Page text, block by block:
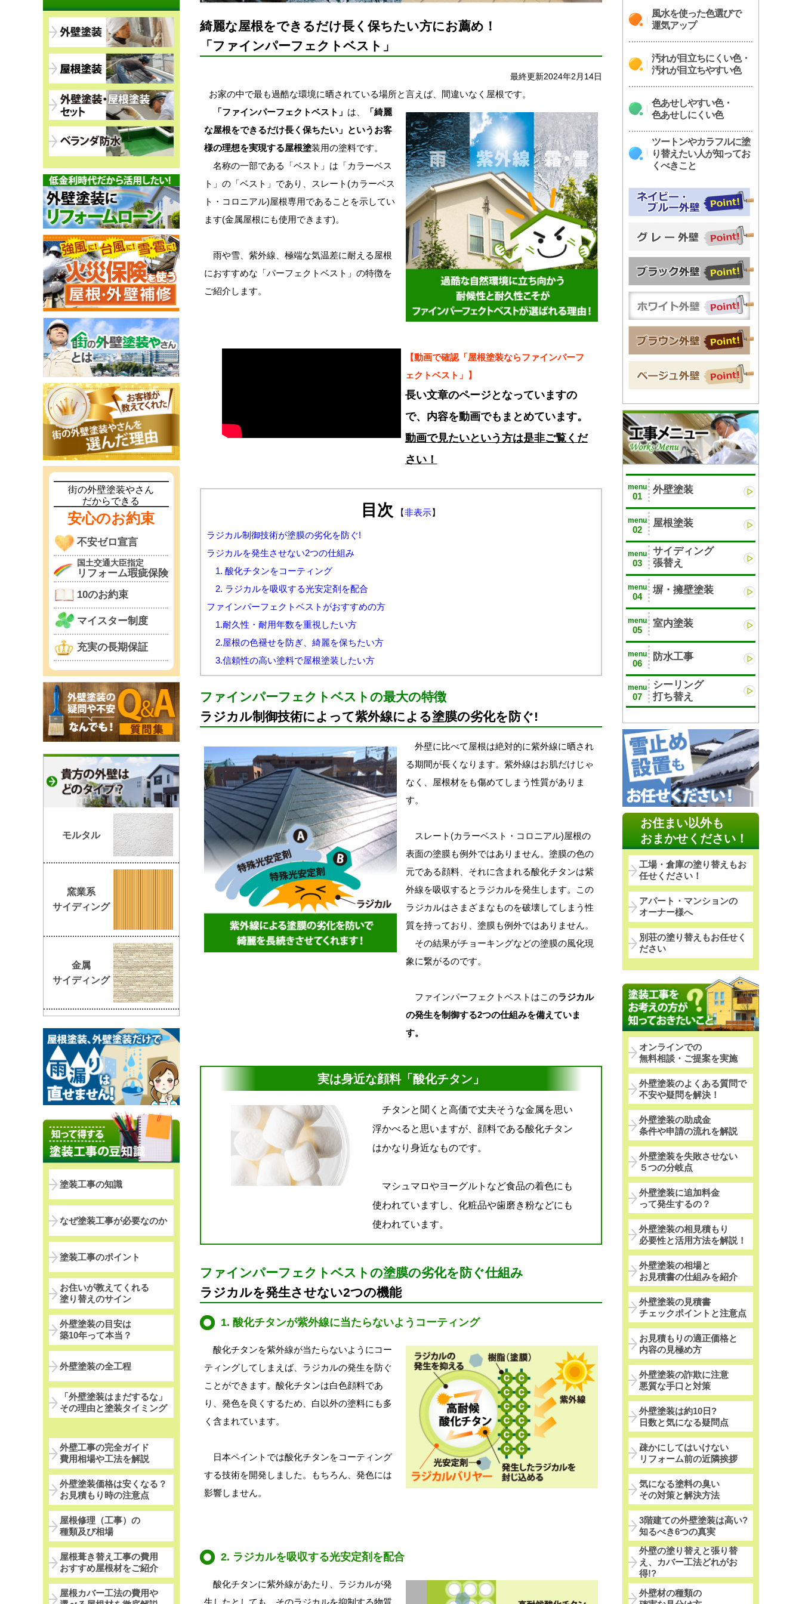
綺麗な屋根をできるだけ長く保ちたい方にお薦め！
「ファインパーフェクトベスト」
最終更新2024年2月14日
お家の中で最も過酷な環境に晒されている場所と言えば、間違いなく屋根です。
「ファインパーフェクトベスト」 は、
「綺麗
な屋根をできるだけ長く保ちたい」というお客
様の理想を実現する屋根塗装用の塗料です。
名称の一部である「ベスト」は「カラーベス
ト」の「ベスト」であり、スレート(カラーベス
ト・コロニアル)屋根専用であることを示してい
ます(金属屋根にも使用できます)。
雨や雪、紫外線、極端な気温差に耐える屋根
におすすめな「パーフェクトベスト」の特徴を
ご紹介します。
【動画で確認「屋根塗装ならファインパーフ
ェクトベスト」】
長い文章のページとなっていますの
で、内容を動画でもまとめています。
動画で見たいという方は是非ご覧くだ
さい！
目次 【非表示】
ラジカル制御技術が塗膜の劣化を防ぐ!
ラジカルを発生させない2つの仕組み
1. 酸化チタンをコーティング
2. ラジカルを吸収する光安定剤を配合
ファインパーフェクトベストがおすすめの方
1.耐久性・耐用年数を重視したい方
2.屋根の色褪せを防ぎ、綺麗を保ちたい方
3.信頼性の高い塗料で屋根塗装したい方
ファインパーフェクトベストの最大の特徴
ラジカル制御技術によって紫外線による塗膜の劣化を防ぐ!
外壁に比べて屋根は絶対的に紫外線に晒され
る期間が長くなります。紫外線はお肌だけじゃ
なく、屋根材をも傷めてしまう性質がありま
す。
スレート(カラーベスト・コロニアル)屋根の
表面の塗膜も例外ではありません。塗膜の色の
元である顔料、それに含まれる酸化チタンは紫
外線を吸収するとラジカルを発生します。この
ラジカルはさまざまなものを破壊してしまう性
質を持っており、塗膜も例外ではありません。
その結果がチョーキングなどの塗膜の風化現
象に繋がるのです。
ファインパーフェクトベストはこのラジカル
の発生を制御する2つの仕組みを備えていま
す。
実は身近な顔料「酸化チタン」
チタンと聞くと高価で丈夫そうな金属を思い
浮かべると思いますが、顔料である酸化チタン
はかなり身近なものです。
マシュマロやヨーグルトなど食品の着色にも
使われていますし、化粧品や歯磨き粉などにも
使われています。
ファインパーフェクトベストの塗膜の劣化を防ぐ仕組み
ラジカルを発生させない2つの機能
1. 酸化チタンが紫外線に当たらないようコーティング
酸化チタンを紫外線が当たらないようにコー
ティングしてしまえば、ラジカルの発生を防ぐ
ことができます。酸化チタンは白色顔料であ
り、発色を良くするため、白以外の塗料にも多
く含まれています。
日本ペイントでは酸化チタンをコーティング
する技術を開発しました。もちろん、発色には
影響しません。
2. ラジカルを吸収する光安定剤を配合
酸化チタンに紫外線があたり、ラジカルが発
風水を使った色選びで
運気アップ
汚れが目立ちにくい色・
汚れが目立ちやすい色
色あせしやすい色・
色あせしにくい色
ツートンやカラフルに塗
り替えたい人が知ってお
くべきこと
menu
01
外壁塗装
menu
02
屋根塗装
menu
03
サイディング
張替え
menu
04
塀・擁壁塗装
menu
05
室内塗装
menu
06
防水工事
menu
07
シーリング
打ち替え
お住まい以外も
おまかせください！
工場・倉庫の塗り替えもお
任せください！
アパート・マンションの
オーナー様へ
別荘の塗り替えもお任せく
ださい
オンラインでの
無料相談・ご提案を実施
外壁塗装のよくある質問で
不安や疑問を解決！
外壁塗装の助成金
条件や申請の流れを解説
外壁塗装を失敗させない
５つの分岐点
外壁塗装に追加料金
って発生するの？
外壁塗装の相見積もり
必要性と活用方法を解説！
外壁塗装の相場と
お見積書の仕組みを紹介
外壁塗装の見積書
チェックポイントと注意点
お見積もりの適正価格と
内容の見極め方
外壁塗装の詐欺に注意
悪質な手口と対策
外壁塗装は約10日?
日数と気になる疑問点
疎かにしてはいけない
リフォーム前の近隣挨拶
気になる塗料の臭い
その対策と解決方法
3階建ての外壁塗装は高い?
知るべき6つの真実
外壁の塗り替えと張り替
え、カバー工法どれがお
得!?
外壁材の種類の
街の外壁塗装やさん
だからできる
安心のお約束
不安ゼロ宣言
国土交通大臣指定
リフォーム瑕疵保険
10のお約束
マイスター制度
充実の長期保証
モルタル
窯業系
サイディング
金属
サイディング
塗装工事の知識
なぜ塗装工事が必要なのか
塗装工事のポイント
お住いが教えてくれる
塗り替えのサイン
外壁塗装の目安は
築10年って本当？
外壁塗装の全工程
「外壁塗装はまだするな」
その理由と塗装タイミング
外壁工事の完全ガイド
費用相場や工法を解説
外壁塗装価格は安くなる？
お見積もり時の注意点
屋根修理（工事）の
種類及び相場
屋根葺き替え工事の費用
おすすめ屋根材をご紹介
屋根カバー工法の費用や